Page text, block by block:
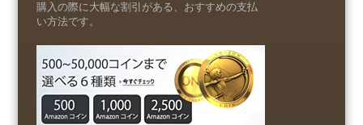
購入の際に大幅な割引がある、おすすめの支払
い方法です。